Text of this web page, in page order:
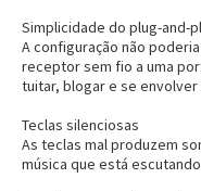
Simplicidade do plug-and-
A configuração não
receptor sem fio a uma
tuitar, blogar e se
Teclas silenciosas
As teclas mal produzem
música que está